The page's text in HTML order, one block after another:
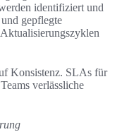
identifiziert und
gepflegte
Konsistenz. SLAs für
verlässliche